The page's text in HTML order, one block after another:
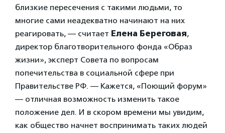
близкие пересечения с такими людьми, то
многие сами неадекватно начинают на них
реагировать, — считает Елена Береговая,
директор благотворительного фонда «Образ
жизни», эксперт Совета по вопросам
попечительства в социальной сфере при
Правительстве РФ. — Кажется, «Поющий форум»
— отличная возможность изменить такое
положение дел. И в скором времени мы увидим,
как общество начнет воспринимать таких людей